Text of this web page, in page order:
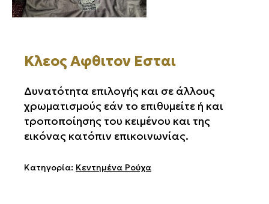
Κλεος Αφθιτον Εσται
Δυνατότητα επιλογής και σε άλλους
χρωματισμούς εάν το επιθυμείτε ή και
τροποποίησης του κειμένου και της
εικόνας κατόπιν επικοινωνίας.
Κατηγορία: Κεντημένα Ρούχα